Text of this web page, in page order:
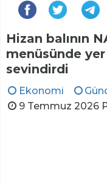
Hizan balının
menüsünde
sevindirdi
Ekonomi
9 Temmuz 2026